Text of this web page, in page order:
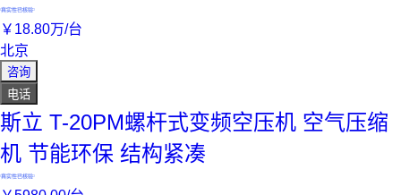
真实性已核验
￥ 18.80万/台
北京
咨询
电话
斯立 T-20PM螺杆式变频空压机 空气压缩
机 节能环保 结构紧凑
真实性已核验